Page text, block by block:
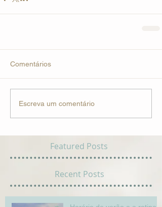
Comentários
Escreva um comentário
Featured Posts
Recent Posts